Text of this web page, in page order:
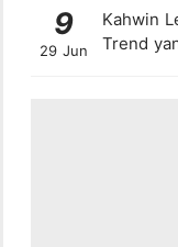
9
29 Jun
Kahwin
Trend